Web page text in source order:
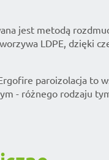
jest metodą
LDPE, dzięki
paroizolacja to
- różnego rodzaju